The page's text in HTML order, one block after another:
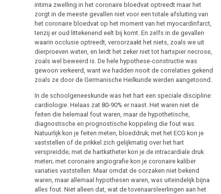
intima zwelling in het coronaire bloedvat optreedt maar het
zorgt in de meeste gevallen niet voor een totale afsluiting van
het coronaire bloedvat op het moment van het myocardinfarct,
tenzij er oud littekenend eelt bij komt. En zelfs in de gevallen
waarin occlusie optreedt, veroorzaakt het niets, zoals we uit
dierproeven weten, en leidt het zeker niet tot hartspier necrose,
zoals wel beweerd is. De hele hypothese-constructie was
gewoon verkeerd, want we hadden nooit de correlaties gekend
zoals ze door de Germanische Heilkunde werden aangetoond.
In de schoolgeneeskunde was het hart een speciale discipline:
cardiologie. Helaas zat 80-90% er naast. Het waren niet de
feiten die helemaal fout waren, maar de hypothetische,
diagnostische en prognostische koppeling die fout was.
Natuurlijk kon je feiten meten, bloeddruk; met het ECG kon je
vaststellen of de prikkel zich gelijkmatig over het hart
verspreidde; met de hartkatheter kon je de intracardiale druk
meten; met coronaire angiografie kon je coronaire kaliber
variaties vaststellen. Maar omdat de oorzaken niet bekend
waren, maar allemaal hypothesen waren, was uiteindelijk bijna
alles fout. Niet alleen dat, wat de tovenaarsleerlingen aan het